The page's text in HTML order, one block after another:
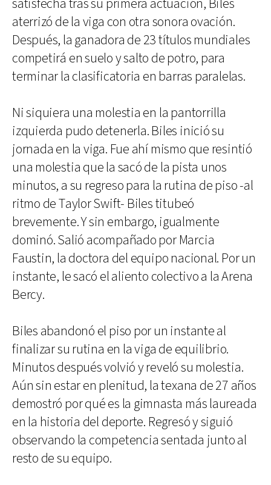
satisfecha tras su primera actuación, Biles
aterrizó de la viga con otra sonora ovación.
Después, la ganadora de 23 títulos mundiales
competirá en suelo y salto de potro, para
terminar la clasificatoria en barras paralelas.
Ni siquiera una molestia en la pantorrilla
izquierda pudo detenerla. Biles inició su
jornada en la viga. Fue ahí mismo que resintió
una molestia que la sacó de la pista unos
minutos, a su regreso para la rutina de piso -al
ritmo de Taylor Swift- Biles titubeó
brevemente. Y sin embargo, igualmente
dominó. Salió acompañado por Marcia
Faustin, la doctora del equipo nacional. Por un
instante, le sacó el aliento colectivo a la Arena
Bercy.
Biles abandonó el piso por un instante al
finalizar su rutina en la viga de equilibrio.
Minutos después volvió y reveló su molestia.
Aún sin estar en plenitud, la texana de 27 años
demostró por qué es la gimnasta más laureada
en la historia del deporte. Regresó y siguió
observando la competencia sentada junto al
resto de su equipo.